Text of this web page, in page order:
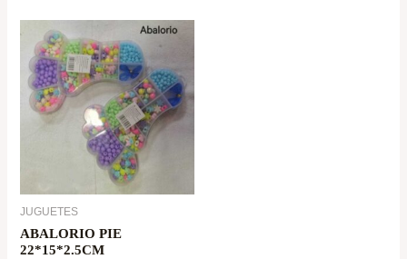
JUGUETES
ABALORIO PIE
22*15*2.5CM